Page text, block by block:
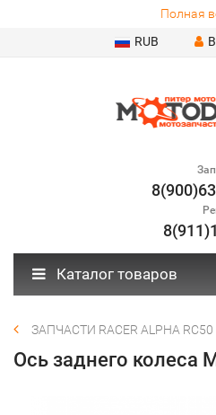
Полная
RUB
Каталог товаров
ЗАПЧАСТИ RACER ALPHA RC50
Ось заднего колеса